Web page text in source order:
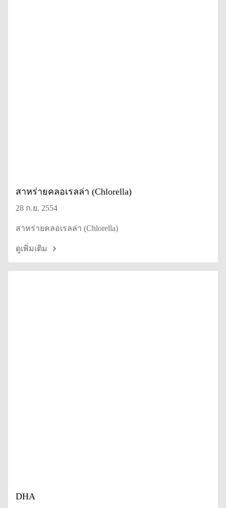
สาหร่ายคลอเรลล่า (Chlorella)
28 ก.ย. 2554
สาหร่ายคลอเรลล่า (Chlorella)
ดูเพิ่มเติม
DHA